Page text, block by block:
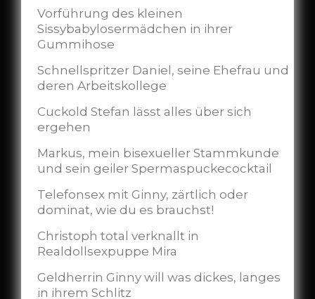
Vorführung des kleinen
Sissybabylosermädchen in ihrer
Gummihose
Schnellspritzer Daniel, seine Ehefrau und
deren Arbeitskollege
Cuckold Stefan lässt alles über sich
ergehen
Markus, mein bisexueller Stammkunde
und sein geiler Spermaspuckecocktail
Telefonsex mit Ginny, zärtlich oder
dominat, wie du es brauchst!
Christoph total verknallt in
Realdollsexpuppe Mira
Geldherrin Ginny will was dickes, langes
in ihrem Schlitz